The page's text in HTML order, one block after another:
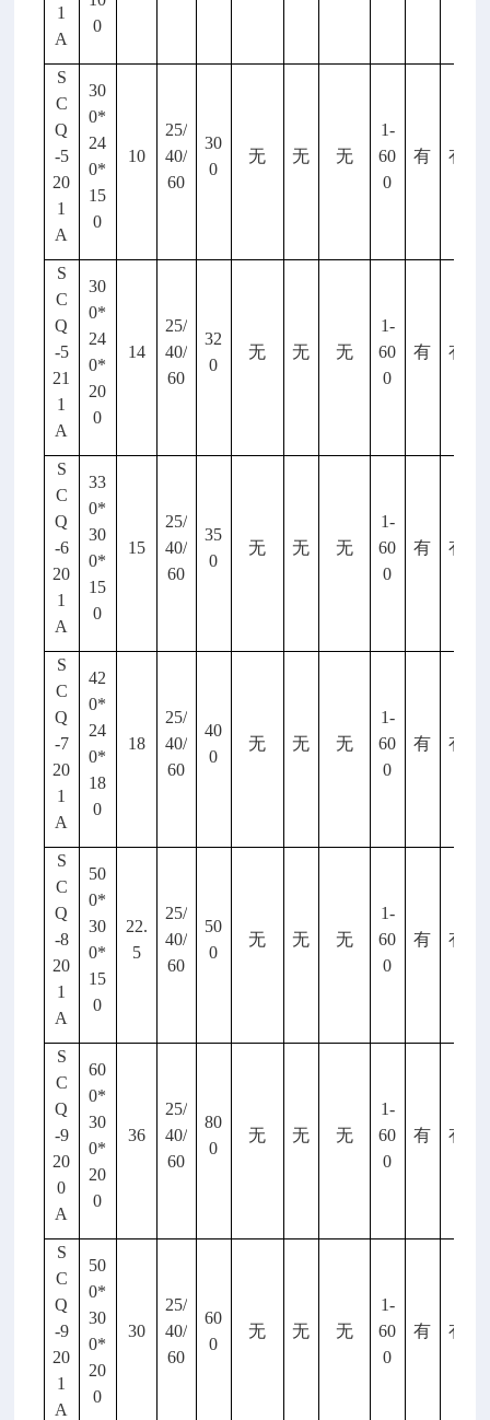
1
A
0
S
C
Q
-5
20
1
A
30
0*
24
0*
15
0
10
25/
40/
60
30
0
无 无 无
1-
60
0
有 有
S
C
Q
-5
21
1
A
30
0*
24
0*
20
0
14
25/
40/
60
32
0
无 无 无
1-
60
0
有 有
S
C
Q
-6
20
1
A
33
0*
30
0*
15
0
15
25/
40/
60
35
0
无 无 无
1-
60
0
有 有
S
C
Q
-7
20
1
A
42
0*
24
0*
18
0
18
25/
40/
60
40
0
无 无 无
1-
60
0
有 有
S
C
Q
-8
20
1
A
50
0*
30
0*
15
0
22.
5
25/
40/
60
50
0
无 无 无
1-
60
0
有 有
S
C
Q
-9
20
0
A
60
0*
30
0*
20
0
36
25/
40/
60
80
0
无 无 无
1-
60
0
有 有
S
C
Q
-9
20
1
A
50
0*
30
0*
20
0
30
25/
40/
60
60
0
无 无 无
1-
60
0
有 有